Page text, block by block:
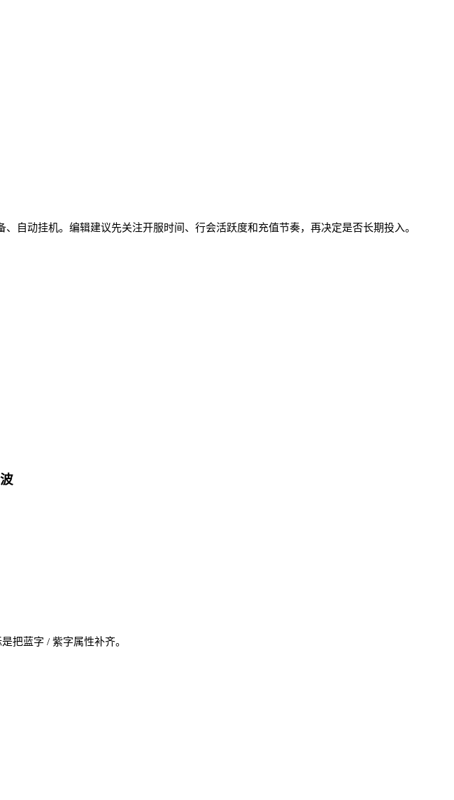
自动挂机。编辑建议先关注开服时间、行会活跃度和充值节奏，再决定是否长期投入。
把蓝字 / 紫字属性补齐。